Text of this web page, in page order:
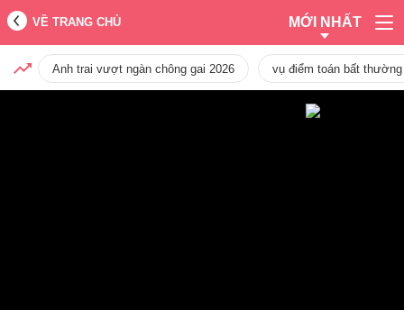
VỀ TRANG CHỦ MỚI NHẤT
Anh trai vượt ngàn chông gai 2026 vụ điểm toán bất